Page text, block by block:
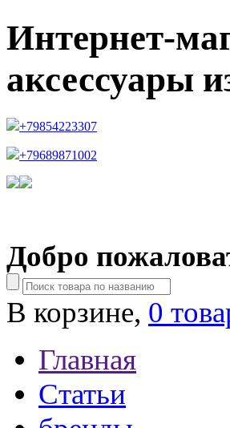
Интернет-
аксессуары
+79854223307
+79689871002
Добро
В корзине, 0
Главная
Статьи